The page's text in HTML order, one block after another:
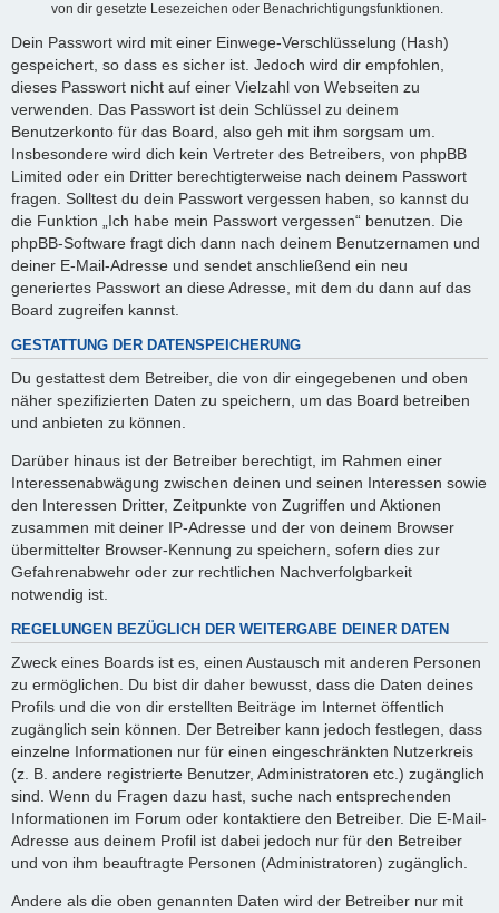
von dir gesetzte Lesezeichen oder Benachrichtigungsfunktionen.
Dein Passwort wird mit einer Einwege-Verschlüsselung (Hash)
gespeichert, so dass es sicher ist. Jedoch wird dir empfohlen,
dieses Passwort nicht auf einer Vielzahl von Webseiten zu
verwenden. Das Passwort ist dein Schlüssel zu deinem
Benutzerkonto für das Board, also geh mit ihm sorgsam um.
Insbesondere wird dich kein Vertreter des Betreibers, von phpBB
Limited oder ein Dritter berechtigterweise nach deinem Passwort
fragen. Solltest du dein Passwort vergessen haben, so kannst du
die Funktion „Ich habe mein Passwort vergessen“ benutzen. Die
phpBB-Software fragt dich dann nach deinem Benutzernamen und
deiner E-Mail-Adresse und sendet anschließend ein neu
generiertes Passwort an diese Adresse, mit dem du dann auf das
Board zugreifen kannst.
GESTATTUNG DER DATENSPEICHERUNG
Du gestattest dem Betreiber, die von dir eingegebenen und oben
näher spezifizierten Daten zu speichern, um das Board betreiben
und anbieten zu können.
Darüber hinaus ist der Betreiber berechtigt, im Rahmen einer
Interessenabwägung zwischen deinen und seinen Interessen sowie
den Interessen Dritter, Zeitpunkte von Zugriffen und Aktionen
zusammen mit deiner IP-Adresse und der von deinem Browser
übermittelter Browser-Kennung zu speichern, sofern dies zur
Gefahrenabwehr oder zur rechtlichen Nachverfolgbarkeit
notwendig ist.
REGELUNGEN BEZÜGLICH DER WEITERGABE DEINER DATEN
Zweck eines Boards ist es, einen Austausch mit anderen Personen
zu ermöglichen. Du bist dir daher bewusst, dass die Daten deines
Profils und die von dir erstellten Beiträge im Internet öffentlich
zugänglich sein können. Der Betreiber kann jedoch festlegen, dass
einzelne Informationen nur für einen eingeschränkten Nutzerkreis
(z. B. andere registrierte Benutzer, Administratoren etc.) zugänglich
sind. Wenn du Fragen dazu hast, suche nach entsprechenden
Informationen im Forum oder kontaktiere den Betreiber. Die E-Mail-
Adresse aus deinem Profil ist dabei jedoch nur für den Betreiber
und von ihm beauftragte Personen (Administratoren) zugänglich.
Andere als die oben genannten Daten wird der Betreiber nur mit